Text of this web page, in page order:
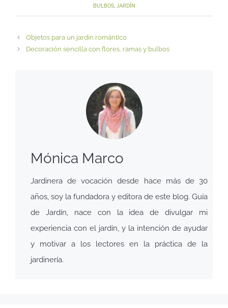
BULBOS, JARDÍN
Objetos para un jardín romántico
Decoración sencilla con flores, ramas y bulbos
Mónica Marco
Jardinera de vocación desde hace más de 30
años, soy la fundadora y editora de este blog. Guía
de Jardín, nace con la idea de divulgar mi
experiencia con el jardín, y la intención de ayudar
y motivar a los lectores en la práctica de la
jardinería.